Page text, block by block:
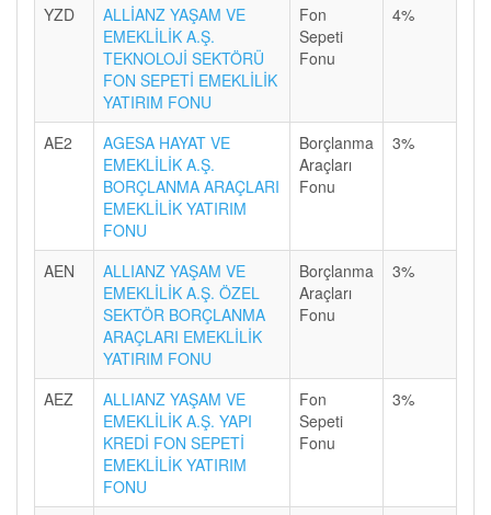
YZD
ALLİANZ YAŞAM VE
EMEKLİLİK A.Ş.
TEKNOLOJİ SEKTÖRÜ
FON SEPETİ EMEKLİLİK
YATIRIM FONU
Fon
Sepeti
Fonu
4%
AE2
AGESA HAYAT VE
EMEKLİLİK A.Ş.
BORÇLANMA ARAÇLARI
EMEKLİLİK YATIRIM
FONU
Borçlanma
Araçları
Fonu
3%
AEN
ALLIANZ YAŞAM VE
EMEKLİLİK A.Ş. ÖZEL
SEKTÖR BORÇLANMA
ARAÇLARI EMEKLİLİK
YATIRIM FONU
Borçlanma
Araçları
Fonu
3%
AEZ
ALLIANZ YAŞAM VE
EMEKLİLİK A.Ş. YAPI
KREDİ FON SEPETİ
EMEKLİLİK YATIRIM
FONU
Fon
Sepeti
Fonu
3%